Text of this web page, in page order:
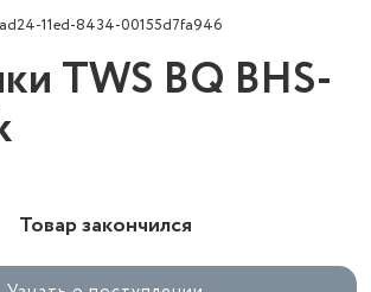
11ed-8434-00155d7fa946
TWS BQ BHS-
Товар закончился